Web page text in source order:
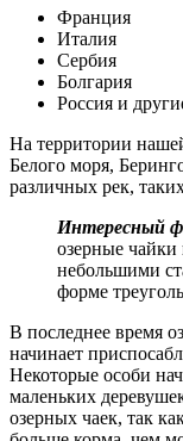
Франция
Италия
Сербия
Болгария
Россия и
На территории
Белого моря,
различных рек,
Интересный
озерные чайки
небольшими
форме
В последнее время
начинает
Некоторые особи
маленьких
озерных чаек, так